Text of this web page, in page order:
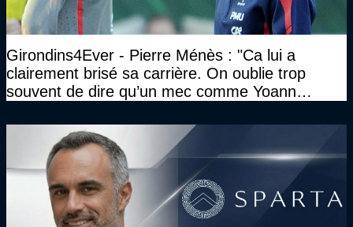
Girondins4Ever - Pierre Ménès : "Ca lui a
clairement brisé sa carrière. On oublie trop
souvent de dire qu’un mec comme Yoann